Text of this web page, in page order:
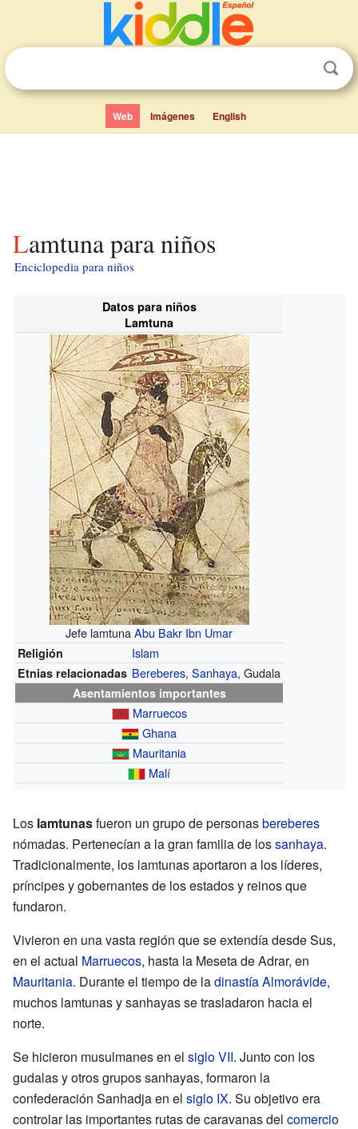
Web Imágenes English
Lamtuna para niños
Enciclopedia para niños
Datos para niños
Lamtuna
Jefe lamtunaAbu Bakr Ibn Umar
Religión Islam
Etnias relacionadas Bereberes,Sanhaya, Gudala
Asentamientos importantes
Marruecos
Ghana
Mauritania
Malí
Los lamtunasfueron un grupo de personasbereberes
nómadas. Pertenecían a la gran familia de lossanhaya.
Tradicionalmente, los lamtunas aportaron a los líderes,
príncipes y gobernantes de los estados y reinos que
fundaron.
Vivieron en una vasta región que se extendía desde Sus,
en el actual Marruecos, hasta la Meseta de Adrar, en
Mauritania. Durante el tiempo de ladinastía Almorávide,
muchos lamtunas y sanhayas se trasladaron hacia el
norte.
Se hicieron musulmanes en el siglo VII. Junto con los
gudalas y otros grupos sanhayas, formaron la
confederación Sanhadja en el siglo IX. Su objetivo era
controlar las importantes rutas de caravanas del comercio